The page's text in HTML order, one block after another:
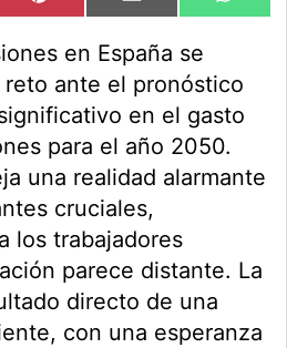
en en en
en España se
ante el pronóstico
en el gasto
para el año 2050.
una realidad alarmante
cruciales,
los trabajadores
parece distante. La
directo de una
con una esperanza